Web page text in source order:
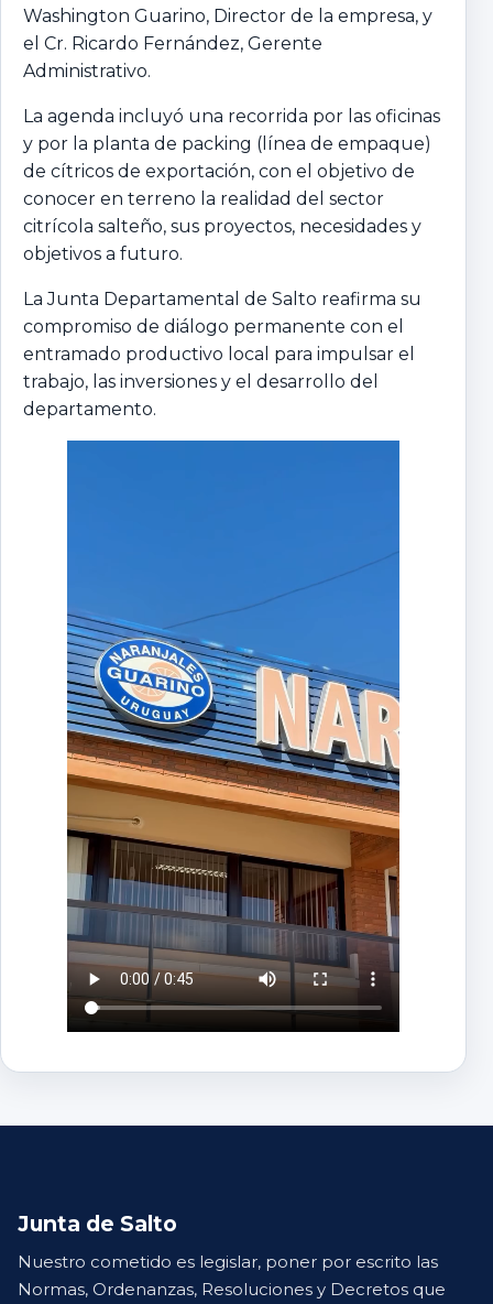
Washington Guarino, Director de la empresa, y
el Cr. Ricardo Fernández, Gerente
Administrativo.
La agenda incluyó una recorrida por las oficinas
y por la planta de packing (línea de empaque)
de cítricos de exportación, con el objetivo de
conocer en terreno la realidad del sector
citrícola salteño, sus proyectos, necesidades y
objetivos a futuro.
La Junta Departamental de Salto reafirma su
compromiso de diálogo permanente con el
entramado productivo local para impulsar el
trabajo, las inversiones y el desarrollo del
departamento.
Junta de Salto
Nuestro cometido es legislar, poner por escrito las
Normas, Ordenanzas, Resoluciones y Decretos que